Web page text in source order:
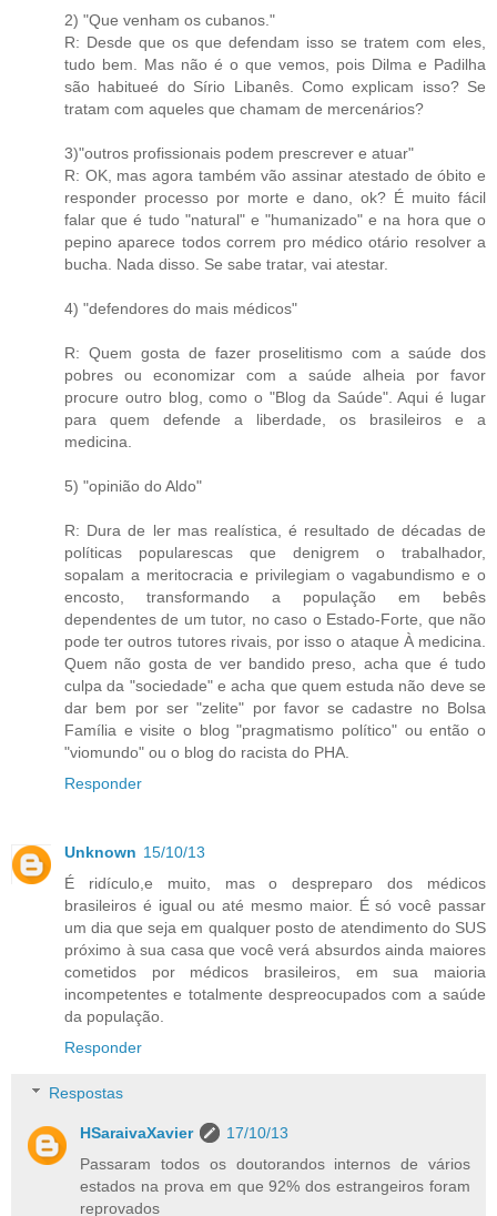
2) "Que venham os cubanos."
R: Desde que os que defendam isso se tratem com eles,
tudo bem. Mas não é o que vemos, pois Dilma e Padilha
são habitueé do Sírio Libanês. Como explicam isso? Se
tratam com aqueles que chamam de mercenários?
3)"outros profissionais podem prescrever e atuar"
R: OK, mas agora também vão assinar atestado de óbito e
responder processo por morte e dano, ok? É muito fácil
falar que é tudo "natural" e "humanizado" e na hora que o
pepino aparece todos correm pro médico otário resolver a
bucha. Nada disso. Se sabe tratar, vai atestar.
4) "defendores do mais médicos"
R: Quem gosta de fazer proselitismo com a saúde dos
pobres ou economizar com a saúde alheia por favor
procure outro blog, como o "Blog da Saúde". Aqui é lugar
para quem defende a liberdade, os brasileiros e a
medicina.
5) "opinião do Aldo"
R: Dura de ler mas realística, é resultado de décadas de
políticas popularescas que denigrem o trabalhador,
sopalam a meritocracia e privilegiam o vagabundismo e o
encosto, transformando a população em bebês
dependentes de um tutor, no caso o Estado-Forte, que não
pode ter outros tutores rivais, por isso o ataque À medicina.
Quem não gosta de ver bandido preso, acha que é tudo
culpa da "sociedade" e acha que quem estuda não deve se
dar bem por ser "zelite" por favor se cadastre no Bolsa
Família e visite o blog "pragmatismo político" ou então o
"viomundo" ou o blog do racista do PHA.
Responder
Unknown 15/10/13
É ridículo,e muito, mas o despreparo dos médicos
brasileiros é igual ou até mesmo maior. É só você passar
um dia que seja em qualquer posto de atendimento do SUS
próximo à sua casa que você verá absurdos ainda maiores
cometidos por médicos brasileiros, em sua maioria
incompetentes e totalmente despreocupados com a saúde
da população.
Responder
Respostas
HSaraivaXavier
17/10/13
Passaram todos os doutorandos internos de vários
estados na prova em que 92% dos estrangeiros foram
reprovados